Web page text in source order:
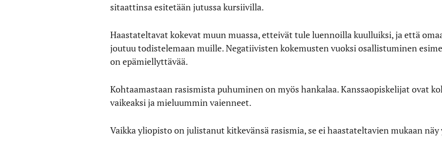
sitaattinsa esitetään jutussa kursiivilla.
Haastateltavat kokevat muun muassa, etteivät tule luennoilla kuulluiksi, ja että
joutuu todistelemaan muille. Negatiivisten kokemusten vuoksi osallistuminen
on epämiellyttävää.
Kohtaamastaan rasismista puhuminen on myös hankalaa. Kanssaopiskelijat ovat
vaikeaksi ja mieluummin vaienneet.
Vaikka yliopisto on julistanut kitkevänsä rasismia, se ei haastateltavien mukaan